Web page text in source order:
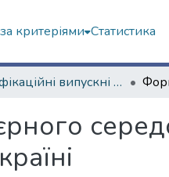
критеріями Статистика
Кваліфікаційні випускні роботи бакалаврів. Навчально-науковий інститут "Каразінський інститут міжнародних відносин та туристичного бізнесу"